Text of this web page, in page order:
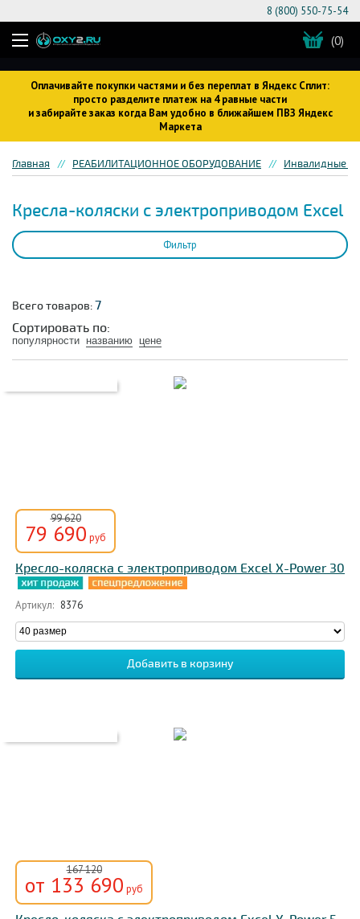
Оплачивайте покупки частями и без переплат в Яндекс Сплит:
просто разделите платеж на 4 равные части
и забирайте заказ когда Вам удобно в ближайшем ПВЗ Яндекс
Маркета
8 (800) 550-75-54
(0)
Главная РЕАБИЛИТАЦИОННОЕ ОБОРУДОВАНИЕ Инвалидные
Кресла-коляски с электроприводом Excel
Фильтр
Всего товаров:7
Сортировать по:
популярности названию цене
99 620
79 690 руб
Кресло-коляска с электроприводом Excel X-Power 30
Артикул: 8376
167 120
от 133 690 руб